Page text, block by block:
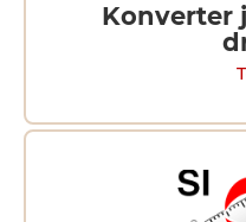
Konverter